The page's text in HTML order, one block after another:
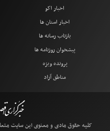
اخبار اکو
اخبار استان ها
بازتاب رسانه ها
پیشخوان روزنامه ها
پرونده ویژه
مناطق آزاد
کلیه حقوق مادی و معنوی این سایت